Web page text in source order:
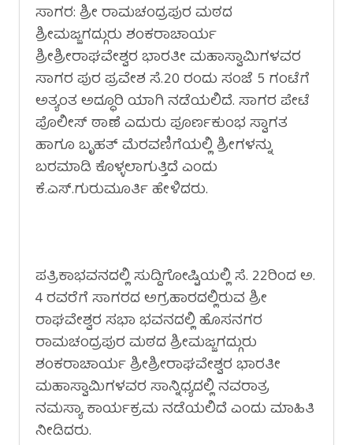
ಸಾಗರ: ಶ್ರೀ ರಾಮಚಂದ್ರಪುರ ಮಠದ
ಶ್ರೀಮಜ್ಜಗದ್ಗುರು ಶಂಕರಾಚಾರ್ಯ
ಶ್ರೀಶ್ರೀರಾಘವೇಶ್ವರ ಭಾರತೀ ಮಹಾಸ್ವಾಮಿಗಳವರ
ಸಾಗರ ಪುರ ಪ್ರವೇಶ ಸೆ.20 ರಂದು ಸಂಜೆ 5 ಗಂಟೆಗೆ
ಅತ್ಯಂತ ಅದ್ಧೂರಿ ಯಾಗಿ ನಡೆಯಲಿದೆ. ಸಾಗರ ಪೇಟೆ
ಪೊಲೀಸ್ ಠಾಣೆ ಎದುರು ಪೂರ್ಣಕುಂಭ ಸ್ವಾಗತ
ಹಾಗೂ ಬೃಹತ್ ಮೆರವಣಿಗೆಯಲ್ಲಿ ಶ್ರೀಗಳನ್ನು
ಬರಮಾಡಿ ಕೊಳ್ಳಲಾಗುತ್ತಿದೆ ಎಂದು
ಕೆ.ಎಸ್.ಗುರುಮೂರ್ತಿ ಹೇಳಿದರು.
ಪತ್ರಿಕಾಭವನದಲ್ಲಿ ಸುದ್ದಿಗೋಷ್ಟಿಯಲ್ಲಿ ಸೆ. 22ರಿಂದ ಅ.
4 ರವರೆಗೆ ಸಾಗರದ ಅಗ್ರಹಾರದಲ್ಲಿರುವ ಶ್ರೀ
ರಾಘವೇಶ್ವರ ಸಭಾ ಭವನದಲ್ಲಿ ಹೊಸನಗರ
ರಾಮಚಂದ್ರಪುರ ಮಠದ ಶ್ರೀಮಜ್ಜಗದ್ಗುರು
ಶಂಕರಾಚಾರ್ಯ ಶ್ರೀಶ್ರೀರಾಘವೇಶ್ವರ ಭಾರತೀ
ಮಹಾಸ್ವಾಮಿಗಳವರ ಸಾನ್ನಿಧ್ಯದಲ್ಲಿ ನವರಾತ್ರ
ನಮಸ್ಯಾ ಕಾರ್ಯಕ್ರಮ ನಡೆಯಲಿದೆ ಎಂದು ಮಾಹಿತಿ
ನೀಡಿದರು.